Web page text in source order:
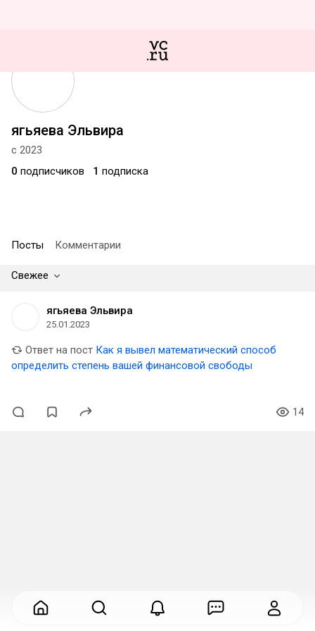
ягьяева Эльвира
с 2023
0 подписчиков 1 подписка
Посты Комментарии
Свежее
ягьяева Эльвира
25.01.2023
Ответ на пост Как я вывел математический способ
определить степень вашей финансовой свободы
14